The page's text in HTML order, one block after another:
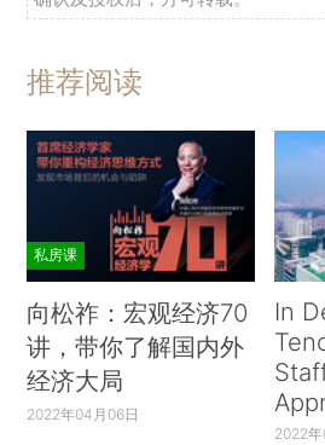
推荐阅读
私房课
向松祚：宏观经济70
讲，带你了解国内外
经济大局
2022年04月06日
In
2022